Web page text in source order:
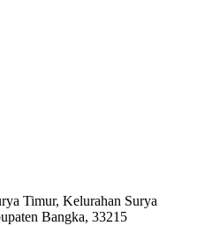
Timur, Kelurahan Surya
Bangka, 33215